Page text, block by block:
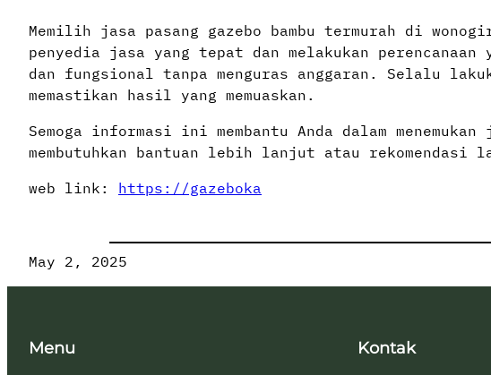
Memilih jasa pasang gazebo bambu termurah di
penyedia jasa yang tepat dan melakukan perencanaan
dan fungsional tanpa menguras anggaran. Selalu
memastikan hasil yang memuaskan.
Semoga informasi ini membantu Anda dalam
membutuhkan bantuan lebih lanjut atau rekomendasi
web link: https://gazeboka
May 2, 2025
Menu Kontak